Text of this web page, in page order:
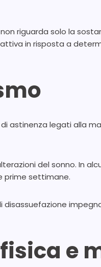
riguarda solo la
in risposta a
astinenza legati alla
del sonno. In
prime settimane.
e